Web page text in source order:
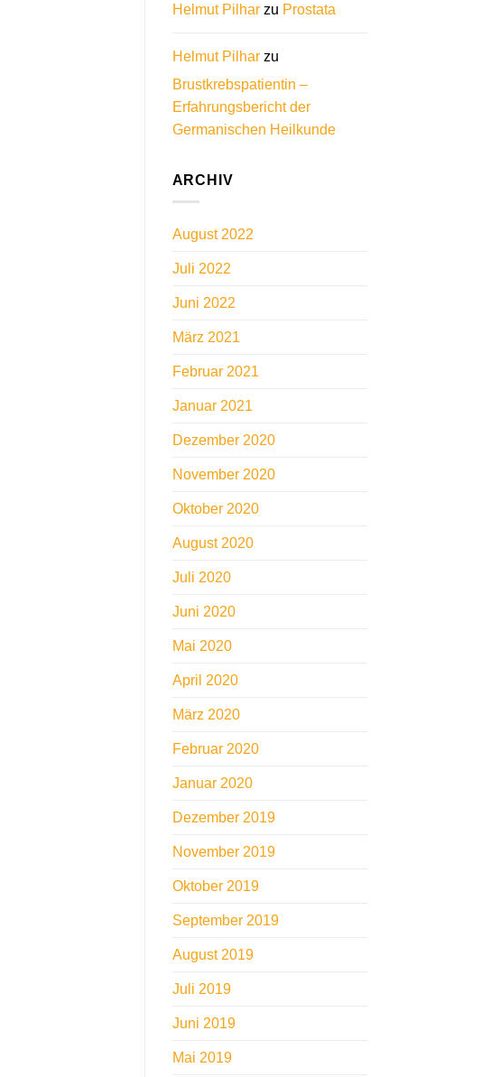
Helmut Pilharzu Prostata
Helmut Pilharzu
Brustkrebspatientin –
Erfahrungsbericht der
Germanischen Heilkunde
ARCHIV
August 2022
Juli 2022
Juni 2022
März 2021
Februar 2021
Januar 2021
Dezember 2020
November 2020
Oktober 2020
August 2020
Juli 2020
Juni 2020
Mai 2020
April 2020
März 2020
Februar 2020
Januar 2020
Dezember 2019
November 2019
Oktober 2019
September 2019
August 2019
Juli 2019
Juni 2019
Mai 2019